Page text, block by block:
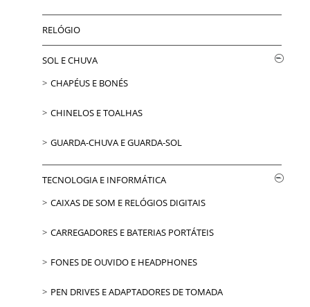
RELÓGIO
SOL E CHUVA
CHAPÉUS E BONÉS
CHINELOS E TOALHAS
GUARDA-CHUVA E GUARDA-SOL
TECNOLOGIA E INFORMÁTICA
CAIXAS DE SOM E RELÓGIOS DIGITAIS
CARREGADORES E BATERIAS PORTÁTEIS
FONES DE OUVIDO E HEADPHONES
PEN DRIVES E ADAPTADORES DE TOMADA